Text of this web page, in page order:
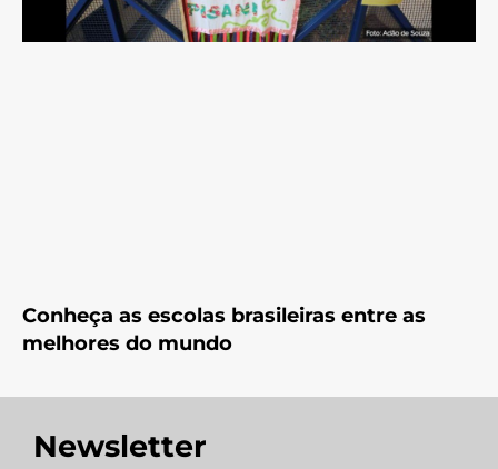
Conheça as escolas brasileiras entre as
melhores do mundo
Newsletter